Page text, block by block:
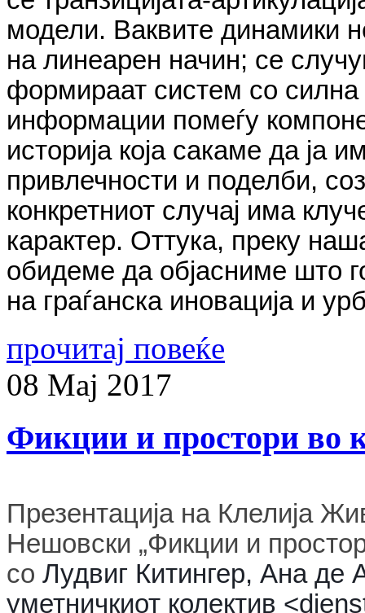
модели. Ваквите динамики
на линеарен начин; се
формираат систем со силна
информации помеѓу
историја која сакаме да ја
привлечности и поделби,
конкретниот случај има
карактер. Оттука, преку
обидеме да објасниме што
на граѓанска иновација и
прочитај повеќе
08 Мај 2017
Фикции и простори во
Презентација на Клелија
Нешовски „Фикции и
со Лудвиг Китингер, Ана
уметничкиот колектив